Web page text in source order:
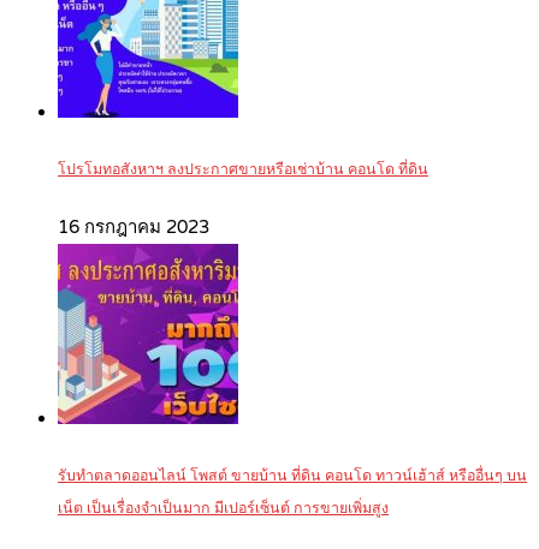
โปรโมทอสังหาฯ ลงประกาศขายหรือเช่าบ้าน คอนโด ที่ดิน
16 กรกฎาคม 2023
รับทำตลาดออนไลน์ โพสต์ ขายบ้าน ที่ดิน คอนโด ทาวน์เฮ้าส์ หรืออื่นๆ บน
เน็ต เป็นเรื่องจำเป็นมาก มีเปอร์เซ็นต์ การขายเพิ่มสูง